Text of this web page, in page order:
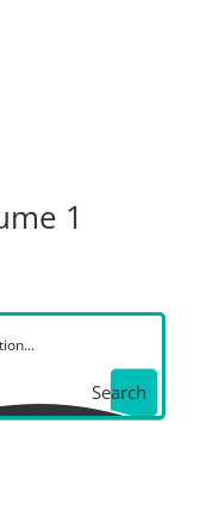
1
Search